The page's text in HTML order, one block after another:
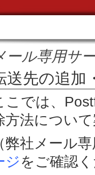
ール専用サ
送先の追加
こでは、
方法につい
弊社メール
ジをご確認
VPS ハ